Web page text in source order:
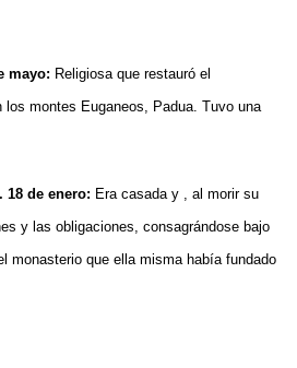
mayo: Religiosa que restauró el
los montes Euganeos, Padua. Tuvo una
18 de enero: Era casada y , al morir su
y las obligaciones, consagrándose bajo
monasterio que ella misma había fundado